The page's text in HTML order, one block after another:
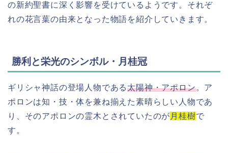
の新約聖書に深く影響を受けているようです。それぞ
れの花言葉の由来となった物語を紹介していきます。
勝利と栄光のシンボル・月桂冠
ギリシャ神話の登場人物である太陽神・アポロン。ア
ポロンは知・技・体を兼ね揃えた素晴らしい人物であ
り、そのアポロンの霊木とされていたのが 月桂樹で
す。